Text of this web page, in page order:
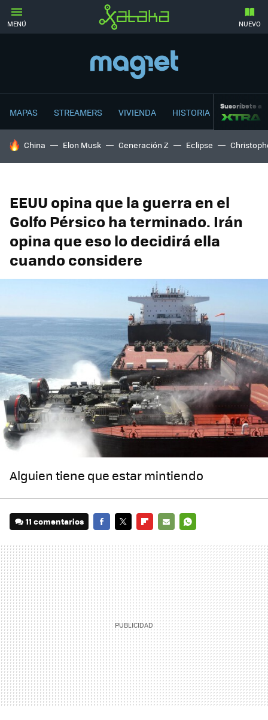
MENÚ NUEVO
MAPAS STREAMERS VIVIENDA HISTORIA Suscríbete a
HOY SE HABLA DE
China Elon Musk Generación Z Eclipse
EEUU opina que la guerra en el
Golfo Pérsico ha terminado. Irán
opina que eso lo decidirá ella
cuando considere
Alguien tiene que estar mintiendo
11 comentarios
MAIL